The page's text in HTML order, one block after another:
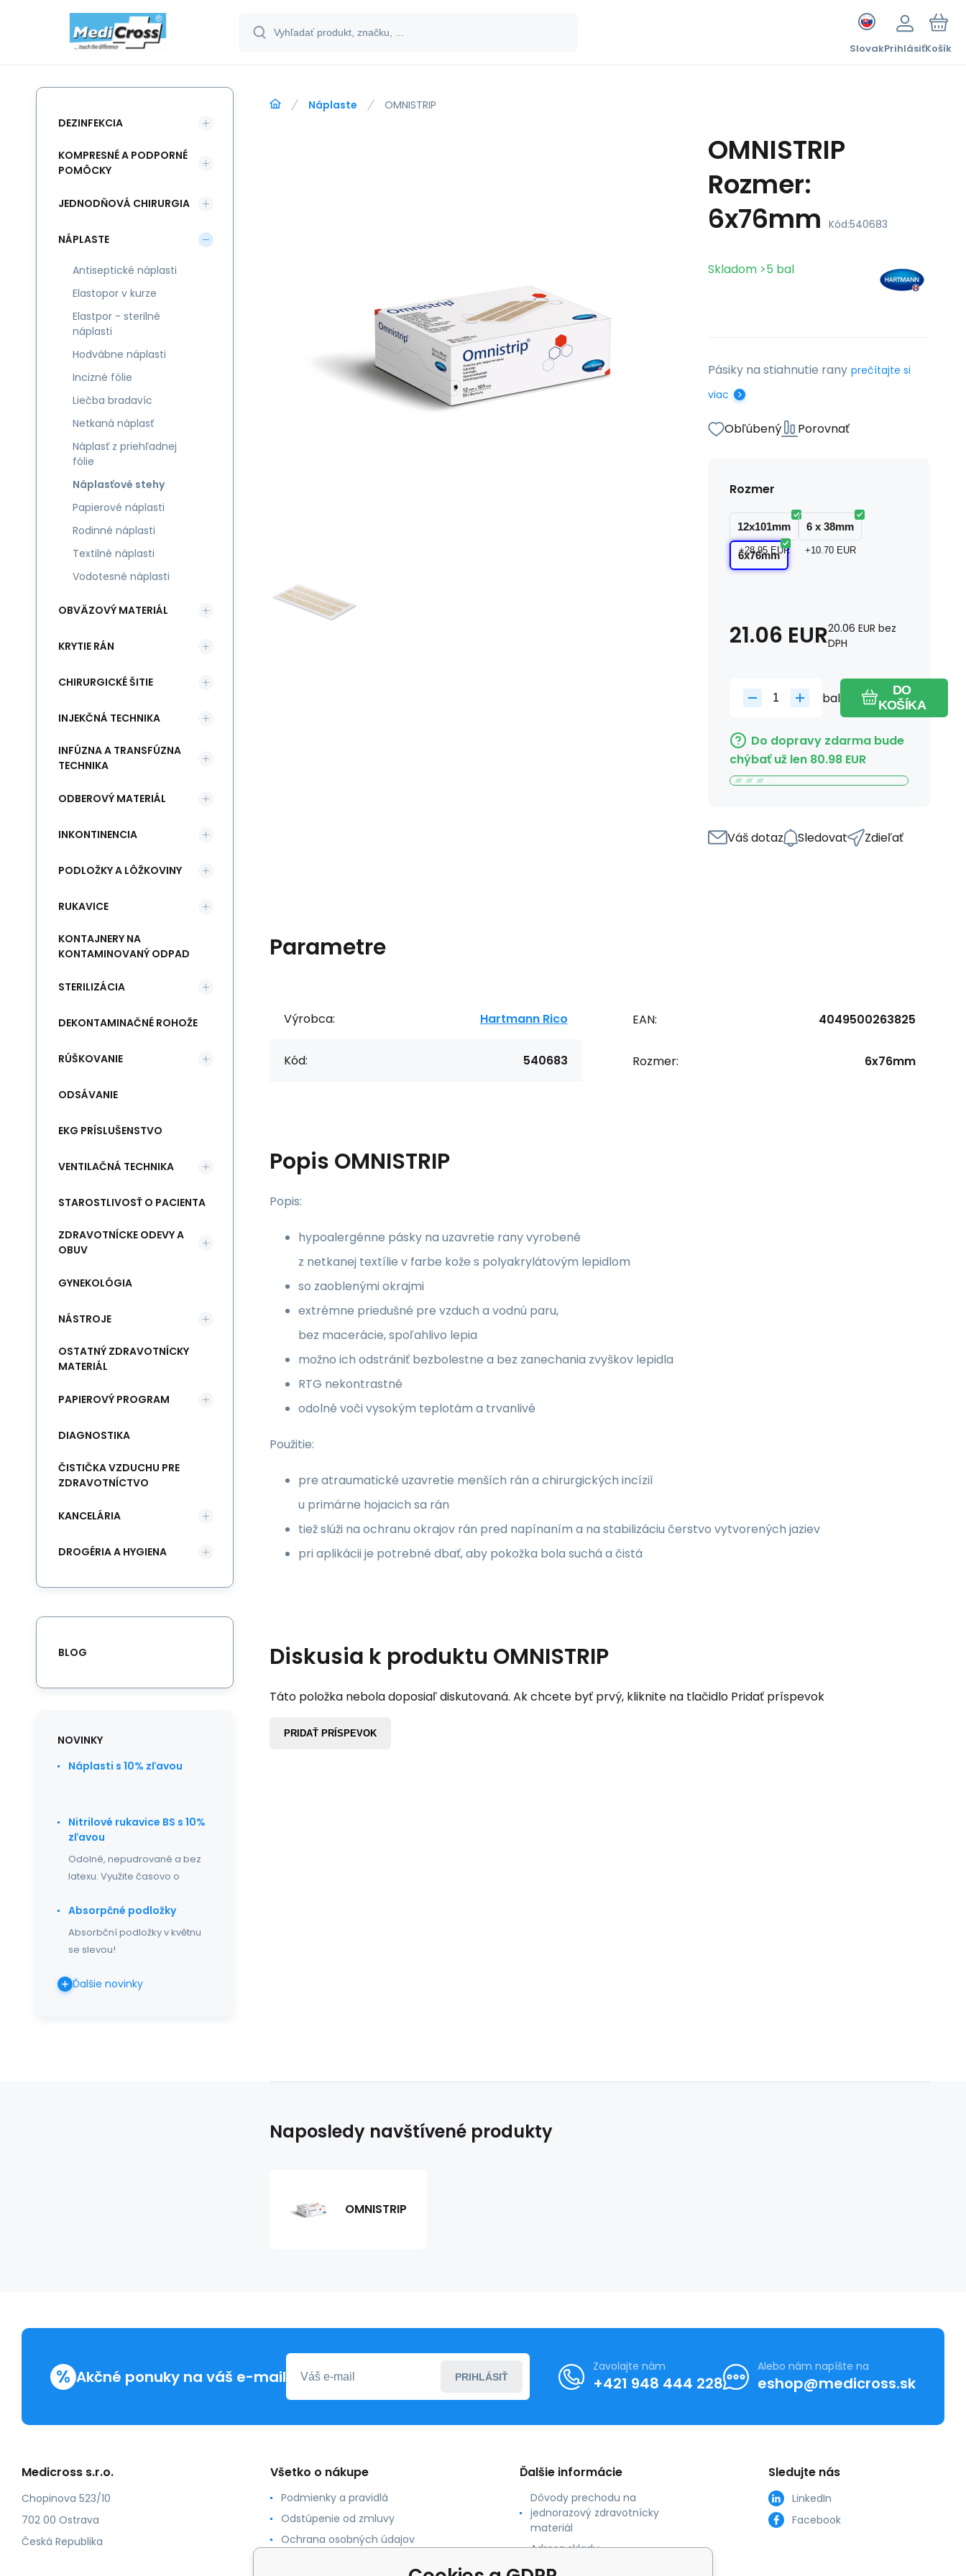
SlovakPrihlásiťKošík
Náplaste OMNISTRIP
OMNISTRIP
Rozmer:
6x76mm Kód:540683
Skladom >5 bal
Pásiky na stiahnutie rany prečítajte si
viac
Obľúbený Porovnať
Rozmer
12x101mm
+28.95 EUR
6 x 38mm
+10.70 EUR
6x76mm
21.06 EUR20.06 EUR bez
DPH
bal
DO
KOŠÍKA
Do dopravy zdarma bude
chýbať už len 80.98 EUR
Váš dotaz Sledovat Zdieľať
Parametre
Výrobca: Hartmann Rico
Kód: 540683
EAN: 4049500263825
Rozmer: 6x76mm
Popis OMNISTRIP
Popis:
hypoalergénne pásky na uzavretie rany vyrobené
z netkanej textílie v farbe kože s polyakrylátovým lepidlom
so zaoblenými okrajmi
extrémne priedušné pre vzduch a vodnú paru,
bez macerácie, spoľahlivo lepia
možno ich odstrániť bezbolestne a bez zanechania zvyškov lepidla
RTG nekontrastné
odolné voči vysokým teplotám a trvanlivé
Použitie:
pre atraumatické uzavretie menších rán a chirurgických incízií
u primárne hojacich sa rán
tiež slúži na ochranu okrajov rán pred napínaním a na stabilizáciu čerstvo vytvorených jaziev
pri aplikácii je potrebné dbať, aby pokožka bola suchá a čistá
Diskusia k produktu OMNISTRIP
Táto položka nebola doposiaľ diskutovaná. Ak chcete byť prvý, kliknite na tlačidlo Pridať príspevok
PRIDAŤ PRÍSPEVOK
DEZINFEKCIA
KOMPRESNÉ A PODPORNÉ
POMÔCKY
JEDNODŇOVÁ CHIRURGIA
NÁPLASTE
Antiseptické náplasti
Elastopor v kurze
Elastpor - sterilné
náplasti
Hodvábne náplasti
Incizné fólie
Liečba bradavíc
Netkaná náplasť
Náplasť z priehľadnej
fólie
Náplasťové stehy
Papierové náplasti
Rodinné náplasti
Textilné náplasti
Vodotesné náplasti
OBVÄZOVÝ MATERIÁL
KRYTIE RÁN
CHIRURGICKÉ ŠITIE
INJEKČNÁ TECHNIKA
INFÚZNA A TRANSFÚZNA
TECHNIKA
ODBEROVÝ MATERIÁL
INKONTINENCIA
PODLOŽKY A LÔŽKOVINY
RUKAVICE
KONTAJNERY NA
KONTAMINOVANÝ ODPAD
STERILIZÁCIA
DEKONTAMINAČNÉ ROHOŽE
RÚŠKOVANIE
ODSÁVANIE
EKG PRÍSLUŠENSTVO
VENTILAČNÁ TECHNIKA
STAROSTLIVOSŤ O PACIENTA
ZDRAVOTNÍCKE ODEVY A
OBUV
GYNEKOLÓGIA
NÁSTROJE
OSTATNÝ ZDRAVOTNÍCKY
MATERIÁL
PAPIEROVÝ PROGRAM
DIAGNOSTIKA
ČISTIČKA VZDUCHU PRE
ZDRAVOTNÍCTVO
KANCELÁRIA
DROGÉRIA A HYGIENA
BLOG
NOVINKY
Náplasti s 10% zľavou
Nitrilové rukavice BS s 10%
zľavou
Odolné, nepudrované a bez
latexu. Využite časovo o
Absorpčné podložky
Absorbční podložky v květnu
se slevou!
Ďalšie novinky
Naposledy navštívené produkty
OMNISTRIP
% Akčné ponuky na váš e-mail PRIHLÁSIŤ
Zavolajte nám
+421 948 444 228
Alebo nám napíšte na
eshop@medicross.sk
Medicross s.r.o.
Chopinova 523/10
702 00 Ostrava
Česká Republika
Všetko o nákupe
Podmienky a pravidlá
Odstúpenie od zmluvy
Ochrana osobných údajov
Ďalšie informácie
Dôvody prechodu na
jednorazový zdravotnícky
materiál
Adresa skladu
Sledujte nás
LinkedIn
Facebook